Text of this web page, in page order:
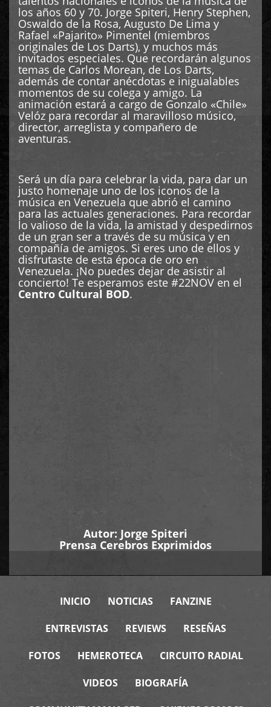
los años 60 y 70. Jorge Spiteri, Henry Stephen,
Oswaldo de la Rosa, Augusto De Lima y
Rafael «Pajarito» Pimentel (miembros
originales de Los Darts), y muchos más
invitados especiales. Que recordarán algunos
temas de Carlos Morean, de Los Darts,
además de contar anécdotas e inigualables
momentos de su colega y amigo. La
animación estará a cargo de Gonzalo «Chile»
Velóz para recordar al maravilloso músico,
director, arreglista y compañero de
aventuras.
Será un día para celebrar la vida, para dar un
justo homenaje uno de los iconos de la
música en Venezuela que abrió el camino
para las actuales generaciones. Para recordar
lo valioso de la vida, la amistad y despedirnos
de un gran ser a través de su música y en
compañía de amigos. Si eres uno de ellos y
disfrutaste de esta época de oro en
Venezuela. ¡No puedes dejar de asistir al
concierto! Te esperamos este #22NOV en el
Centro Cultural BOD.
Autor: Jorge Spiteri
Prensa Cerebros Exprimidos
INICIO NOTICIAS FANZINE
ENTREVISTAS REVIEWS RESEÑAS
FOTOS HEMEROTECA CIRCUITO RADIAL
VIDEOS BIOGRAFÍA